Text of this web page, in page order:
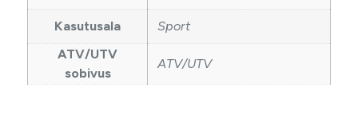
Kasutusala
Sport
ATV/UTV
sobivus
ATV/UTV